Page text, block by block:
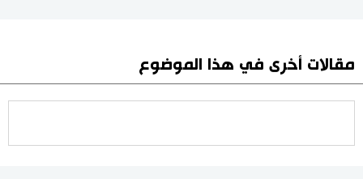
مقالات أخرى في هذا الموضوع